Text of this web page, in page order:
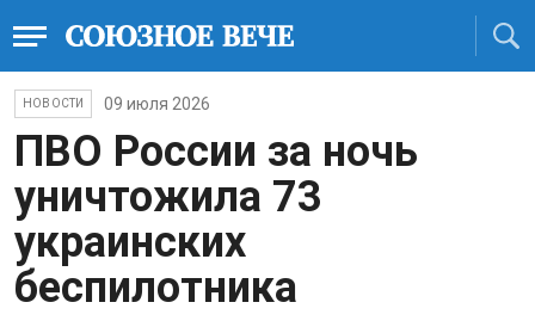
НОВОСТИ 09 июля 2026
ПВО России за ночь
уничтожила 73
украинских
беспилотника